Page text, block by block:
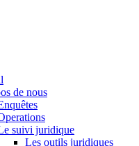
de nous
suivi juridique
Les outils juridiques